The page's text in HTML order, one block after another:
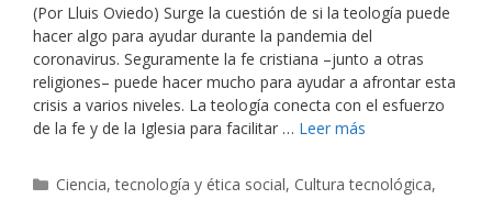
(Por Lluis Oviedo) Surge la cuestión de si la teología puede
hacer algo para ayudar durante la pandemia del
coronavirus. Seguramente la fe cristiana –junto a otras
religiones– puede hacer mucho para ayudar a afrontar esta
crisis a varios niveles. La teología conecta con el esfuerzo
de la fe y de la Iglesia para facilitar … Leer más
Categorías
Ciencia, tecnología y ética social, Cultura tecnológica,